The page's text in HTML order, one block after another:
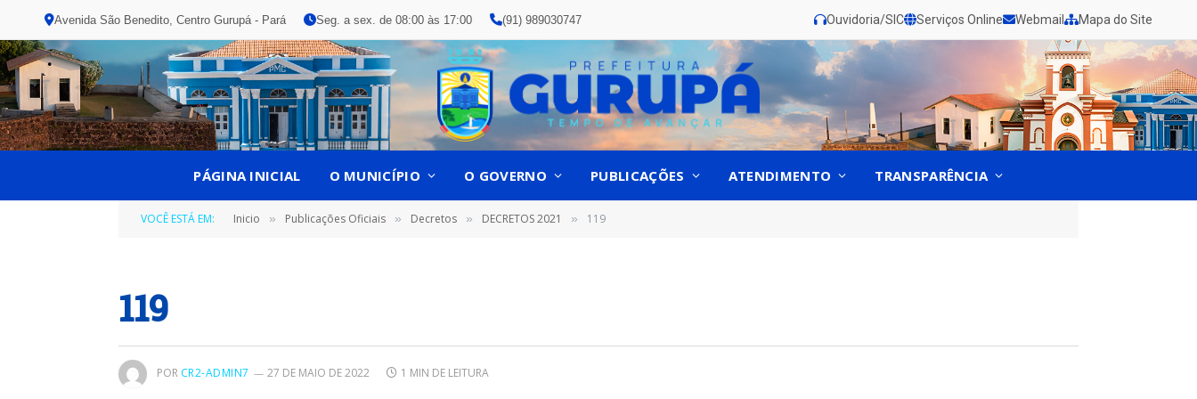
Avenida São Benedito, Centro Gurupá - Pará Seg. a sex. de 08:00 às 17:00 (91) 989030747 Ouvidoria/SIC Serviços Online Webmail Mapa do Site
PÁGINA INICIAL O MUNICÍPIO O GOVERNO PUBLICAÇÕES ATENDIMENTO TRANSPARÊNCIA
VOCÊ ESTÁ EM: Inicio » Publicações Oficiais » Decretos » DECRETOS 2021 » 119
119
POR CR2-ADMIN7 27 DE MAIO DE 2022 1 MIN DE LEITURA